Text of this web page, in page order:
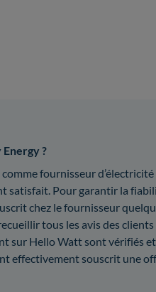
?
fournisseur
satisfait. Pour garantir la
chez le fournisseur
tous les avis des
sur Hello Watt sont vérifiés
effectivement souscrit une